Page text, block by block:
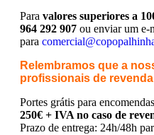
Para valores superiores a
964 292 907 ou enviar um e-
para
Relembramos que a
profissionais de
Portes grátis para encomendas
250€ + IVA no caso de
Prazo de entrega: 24h/48h